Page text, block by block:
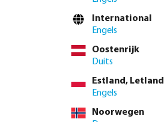
International
Engels
Oostenrijk
Duits
Estland,
Engels
Noorwegen